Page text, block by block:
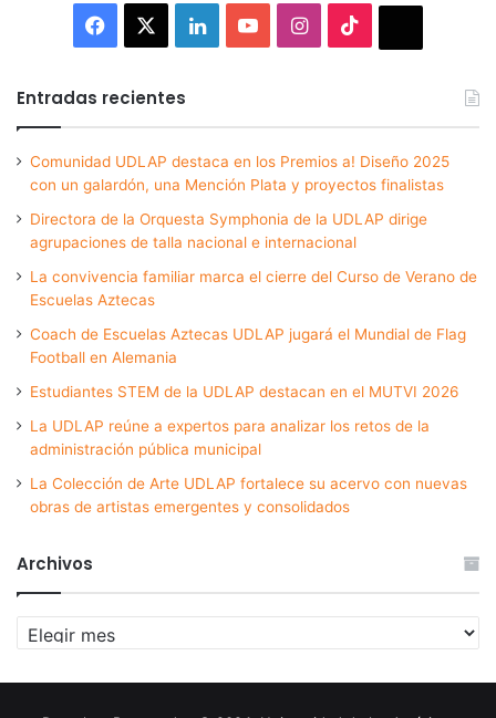
Facebook LinkedInYouTubeInstagram
Entradas recientes
Comunidad UDLAP destaca en los Premios a! Diseño 2025
con un galardón, una Mención Plata y proyectos finalistas
Directora de la Orquesta Symphonia de la UDLAP dirige
agrupaciones de talla nacional e internacional
La convivencia familiar marca el cierre del Curso de Verano de
Escuelas Aztecas
Coach de Escuelas Aztecas UDLAP jugará el Mundial de Flag
Football en Alemania
Estudiantes STEM de la UDLAP destacan en el MUTVI 2026
La UDLAP reúne a expertos para analizar los retos de la
administración pública municipal
La Colección de Arte UDLAP fortalece su acervo con nuevas
obras de artistas emergentes y consolidados
Archivos
Archivos